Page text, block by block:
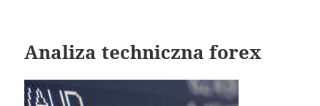
Analiza techniczna forex